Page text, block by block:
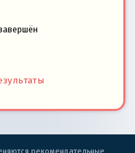
рекомендательные